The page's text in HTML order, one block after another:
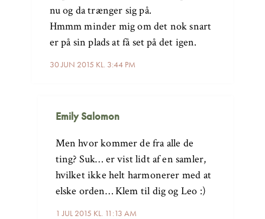
30 JUN 2015 KL. 3:44 PM
nu og da trænger sig på.
Hmmm minder mig om det nok snart
er på sin plads at få set på det igen.
Emily Salomon
1 JUL 2015 KL. 11:13 AM
Men hvor kommer de fra alle de
ting? Suk… er vist lidt af en samler,
hvilket ikke helt harmonerer med at
elske orden… Klem til dig og Leo :)